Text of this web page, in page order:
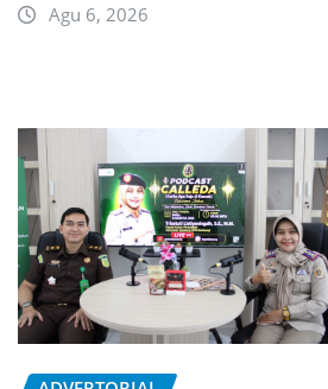
Agu 6, 2026